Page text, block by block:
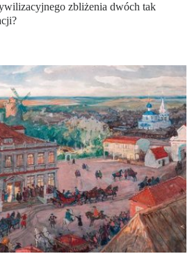
zbliżenia dwóch tak